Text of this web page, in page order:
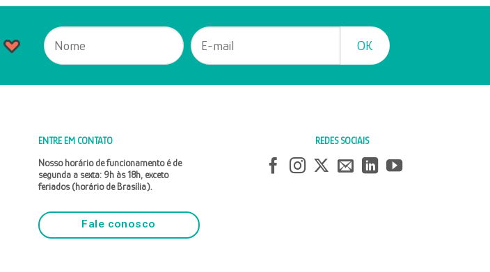
ENTRE EM CONTATO
Nosso horário de funcionamento é de
segunda a sexta: 9h às 18h, exceto
feriados (horário de Brasília).
Fale conosco
REDES SOCIAIS